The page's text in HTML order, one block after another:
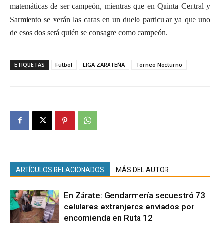
matemáticas de ser campeón, mientras que en Quinta Central y
Sarmiento se verán las caras en un duelo particular ya que uno
de esos dos será quién se consagre como campeón.
ETIQUETAS Futbol LIGA ZARATEÑA Torneo Nocturno
ARTÍCULOS RELACIONADOS MÁS DEL AUTOR
En Zárate: Gendarmería secuestró 73
celulares extranjeros enviados por
encomienda en Ruta 12